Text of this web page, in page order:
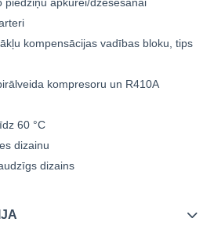
kompensācijas vadības bloku, tips
kompresoru un R410A
60 °C
dizainu
dizains